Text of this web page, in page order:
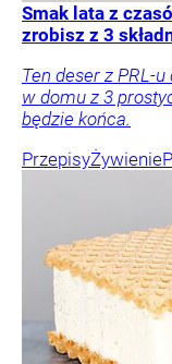
Smak lata z
zrobisz z 3
Ten deser z PRL-
w domu z 3
będzie końca.
PrzepisyŻywienie